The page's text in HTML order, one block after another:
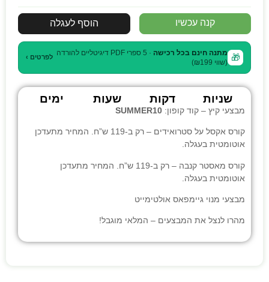
קנה עכשיו הוסף לעגלה
🎁 מתנה חינם בכל רכישה
· 5 ספרי PDF דיגיטליים להורדה
(שווי ₪199)
לפרטים ›
ימים שעות דקות שניות
מבצעי קיץ – קוד קופון: SUMMER10
קורס אקסל על סטרואידים
– רק ב-119 ש”ח. המחיר מתעדכן
אוטומטית בעגלה.
קורס מאסטר קנבה
– רק ב-119 ש”ח. המחיר מתעדכן
אוטומטית בעגלה.
מבצעי מנוי גיימפאס אולטימייט
מהרו לנצל את המבצעים – המלאי מוגבל!